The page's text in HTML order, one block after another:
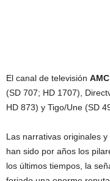
El canal de televisión AMC
(SD 707; HD 1707),
HD 873) y Tigo/Une (SD
Las narrativas originales
han sido por años los
los últimos tiempos, la